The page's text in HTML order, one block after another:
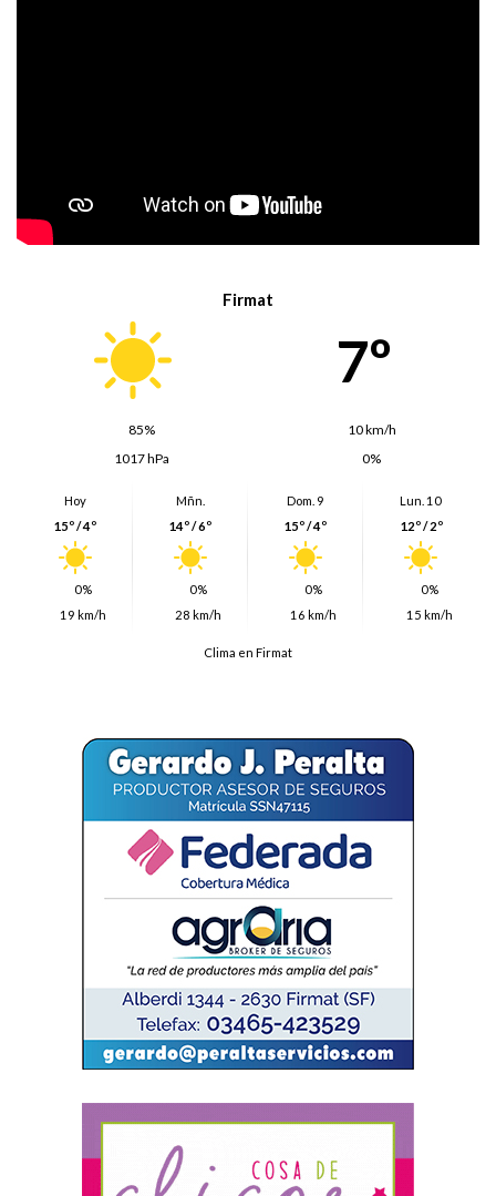
Firmat
7º
85%
10 km/h
1017 hPa
0%
Hoy
15º / 4º
0%
19 km/h
Mñn.
14º / 6º
0%
28 km/h
Dom. 9
15º / 4º
0%
16 km/h
Lun. 10
12º / 2º
0%
15 km/h
Clima en Firmat